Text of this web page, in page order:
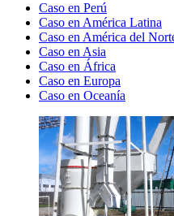
Caso en Perú
Caso en América Latina
Caso en América del
Caso en Asia
Caso en África
Caso en Europa
Caso en Oceanía